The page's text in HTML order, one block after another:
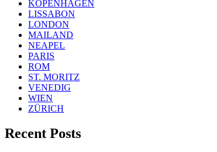
KOPENHAGEN
LISSABON
LONDON
MAILAND
NEAPEL
PARIS
ROM
ST. MORITZ
VENEDIG
WIEN
ZÜRICH
Recent Posts